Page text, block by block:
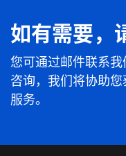
如有需要，
您可通过邮件联系
咨询，我们将协助
服务。